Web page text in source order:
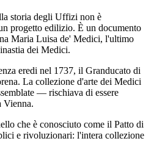
storia degli Uffizi non è
progetto edilizio. È un documento
Maria Luisa de' Medici, l'ultimo
dei Medici.
eredi nel 1737, il Granducato di
La collezione d'arte dei Medici
— rischiava di essere
Vienna.
che è conosciuto come il Patto di
e rivoluzionari: l'intera collezione